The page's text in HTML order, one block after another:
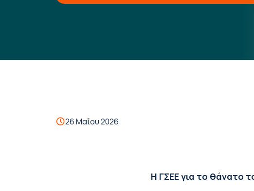
26 Μαΐου 2026
Η ΓΣΕΕ για το θάνατο